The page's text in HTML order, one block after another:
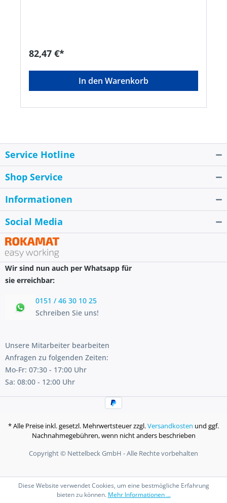
82,47 €*
In den Warenkorb
Service Hotline
Shop Service
Informationen
Social Media
Wir sind nun auch per Whatsapp für
sie erreichbar:
0151 / 46 30 10 25
Schreiben Sie uns!
Unsere Mitarbeiter bearbeiten
Anfragen zu folgenden Zeiten:
Mo-Fr: 07:30 - 17:00 Uhr
Sa: 08:00 - 12:00 Uhr
* Alle Preise inkl. gesetzl. Mehrwertsteuer zzgl.Versandkosten und ggf.
Nachnahmegebühren, wenn nicht anders beschrieben
Copyright © Nettelbeck GmbH - Alle Rechte vorbehalten
Diese Website verwendet Cookies, um eine bestmögliche Erfahrung
bieten zu können. Mehr Informationen ...